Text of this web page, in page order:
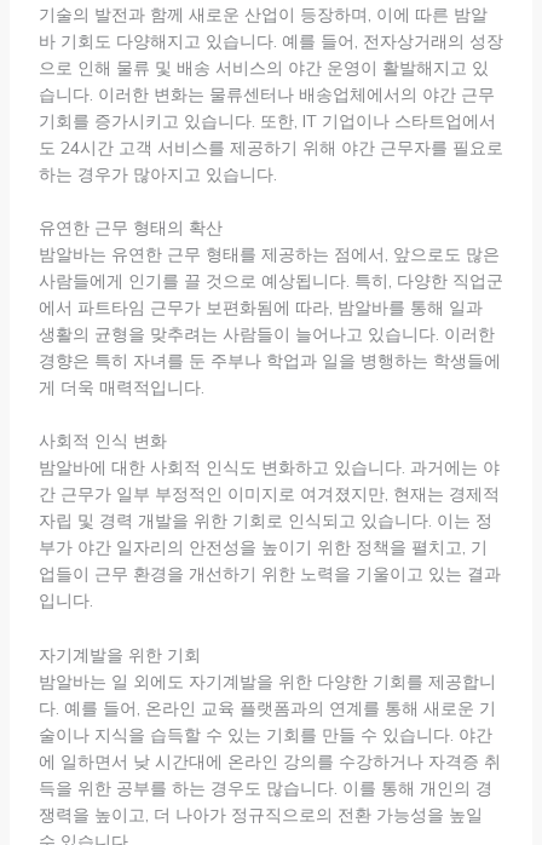
기술의 발전과 함께 새로운 산업이 등장하며, 이에 따른 밤알
바 기회도 다양해지고 있습니다. 예를 들어, 전자상거래의 성장
으로 인해 물류 및 배송 서비스의 야간 운영이 활발해지고 있
습니다. 이러한 변화는 물류센터나 배송업체에서의 야간 근무
기회를 증가시키고 있습니다. 또한, IT 기업이나 스타트업에서
도 24시간 고객 서비스를 제공하기 위해 야간 근무자를 필요로
하는 경우가 많아지고 있습니다.
유연한 근무 형태의 확산
밤알바는 유연한 근무 형태를 제공하는 점에서, 앞으로도 많은
사람들에게 인기를 끌 것으로 예상됩니다. 특히, 다양한 직업군
에서 파트타임 근무가 보편화됨에 따라, 밤알바를 통해 일과
생활의 균형을 맞추려는 사람들이 늘어나고 있습니다. 이러한
경향은 특히 자녀를 둔 주부나 학업과 일을 병행하는 학생들에
게 더욱 매력적입니다.
사회적 인식 변화
밤알바에 대한 사회적 인식도 변화하고 있습니다. 과거에는 야
간 근무가 일부 부정적인 이미지로 여겨졌지만, 현재는 경제적
자립 및 경력 개발을 위한 기회로 인식되고 있습니다. 이는 정
부가 야간 일자리의 안전성을 높이기 위한 정책을 펼치고, 기
업들이 근무 환경을 개선하기 위한 노력을 기울이고 있는 결과
입니다.
자기계발을 위한 기회
밤알바는 일 외에도 자기계발을 위한 다양한 기회를 제공합니
다. 예를 들어, 온라인 교육 플랫폼과의 연계를 통해 새로운 기
술이나 지식을 습득할 수 있는 기회를 만들 수 있습니다. 야간
에 일하면서 낮 시간대에 온라인 강의를 수강하거나 자격증 취
득을 위한 공부를 하는 경우도 많습니다. 이를 통해 개인의 경
쟁력을 높이고, 더 나아가 정규직으로의 전환 가능성을 높일